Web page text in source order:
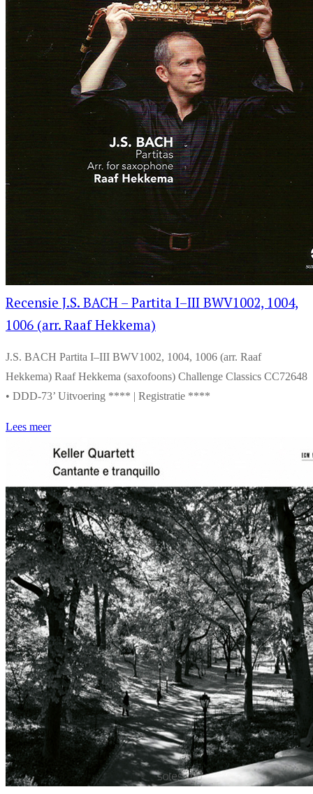
Recensie J.S. BACH – Partita I–III BWV1002, 1004,
1006 (arr. Raaf Hekkema)
J.S. BACH Partita I–III BWV1002, 1004, 1006 (arr. Raaf
Hekkema) Raaf Hekkema (saxofoons) Challenge Classics CC72648
• DDD-73’ Uitvoering **** | Registratie ****
Lees meer